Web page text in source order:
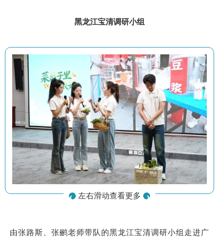
黑龙江宝清调研小组
左右滑动查看更多
由张路斯、张鹂老师带队的黑龙江宝清调研小组走进广